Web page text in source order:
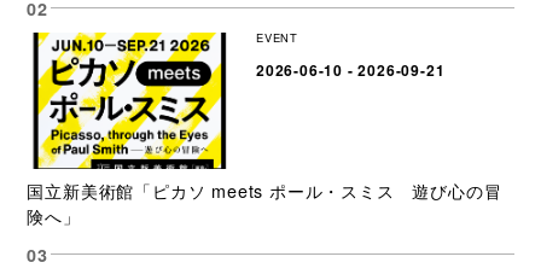
EVENT
2026-06-10 - 2026-09-21
国立新美術館「ピカソ meets ポール・スミス 遊び心の冒
険へ」